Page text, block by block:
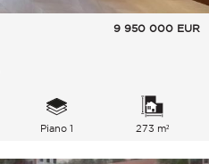
9 950 000 EUR
Piano 1 273 m²